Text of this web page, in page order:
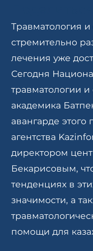
Травматология и
стремительно
лечения уже
Сегодня
травматологии
академика
авангарде
агентства
директором
Бекарисовым,
тенденциях в
значимости, а
помощи для